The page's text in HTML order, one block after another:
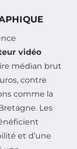
vidéo
médian brut
contre
comme la
Les
et d’une